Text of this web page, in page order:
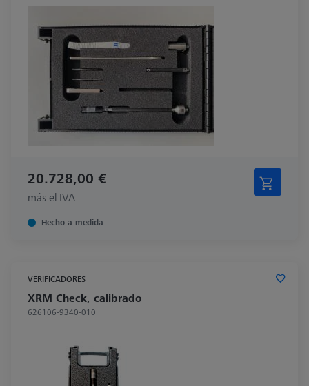
20.728,00 €
más el IVA
Hecho a medida
VERIFICADORES
XRM Check, calibrado
626106-9340-010